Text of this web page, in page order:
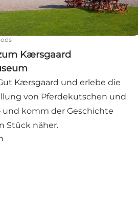
Kærsgaard
Kærsgaard und erlebe die
von Pferdekutschen und
und komm der Geschichte
Stück näher.